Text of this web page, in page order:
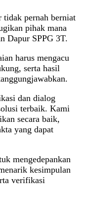
tidak pernah berniat
pihak mana
Dapur SPPG 3T.
harus mengacu
serta hasil
dan dialog
terbaik. Kami
secara baik,
yang dapat
mengedepankan
kesimpulan
verifikasi